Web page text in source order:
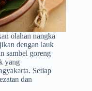
olahan nangka
dengan lauk
sambel goreng
yang
Setiap
dan